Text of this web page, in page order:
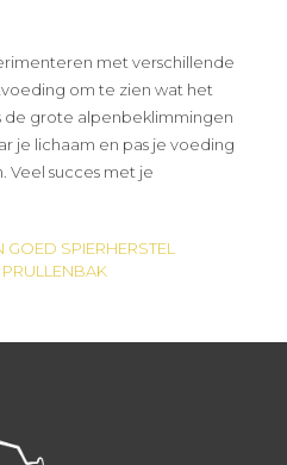
met verschillende
om te zien wat het
de grote alpenbeklimmingen
je lichaam en pas je voeding
Veel succes met je
SPIERHERSTEL
PRULLENBAK